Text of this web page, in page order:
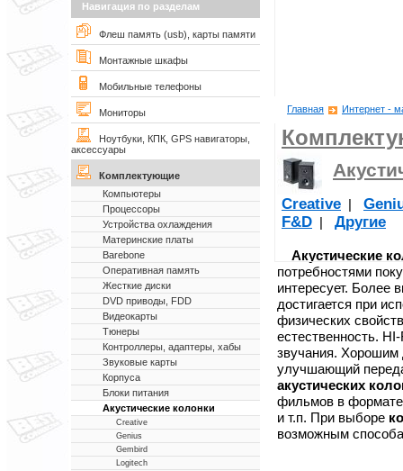
Навигация по разделам
Флеш память (usb), карты памяти
Монтажные шкафы
Мобильные телефоны
Мониторы
Ноутбуки, КПК, GPS навигаторы,
аксессуары
Комплектующие
Компьютеры
Процессоры
Устройства охлаждения
Материнские платы
Barebone
Оперативная память
Жесткие диски
DVD приводы, FDD
Видеокарты
Тюнеры
Контроллеры, адаптеры, хабы
Звуковые карты
Корпуса
Блоки питания
Акустические колонки
Creative
Genius
Gembird
Logitech
Главная Интернет -
Creative |
F&D | Другие
Акустические
потребностями
интересует. Более
достигается при
физических
естественность.
звучания.
улучшающий
акустических
фильмов в формате
и т.п. При выборе
возможным